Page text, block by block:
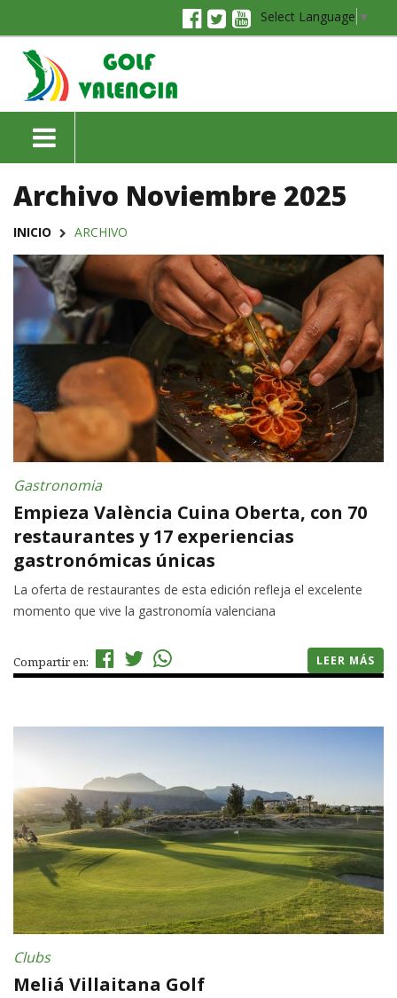
Select Language ▼
Archivo Noviembre 2025
INICIO ARCHIVO
Gastronomia
Empieza València Cuina Oberta, con 70
restaurantes y 17 experiencias
gastronómicas únicas
La oferta de restaurantes de esta edición refleja el excelente
momento que vive la gastronomía valenciana
Compartir en: LEER MÁS
Clubs
Meliá Villaitana Golf